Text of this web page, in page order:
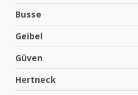
Busse
Geibel
Güven
Hertneck